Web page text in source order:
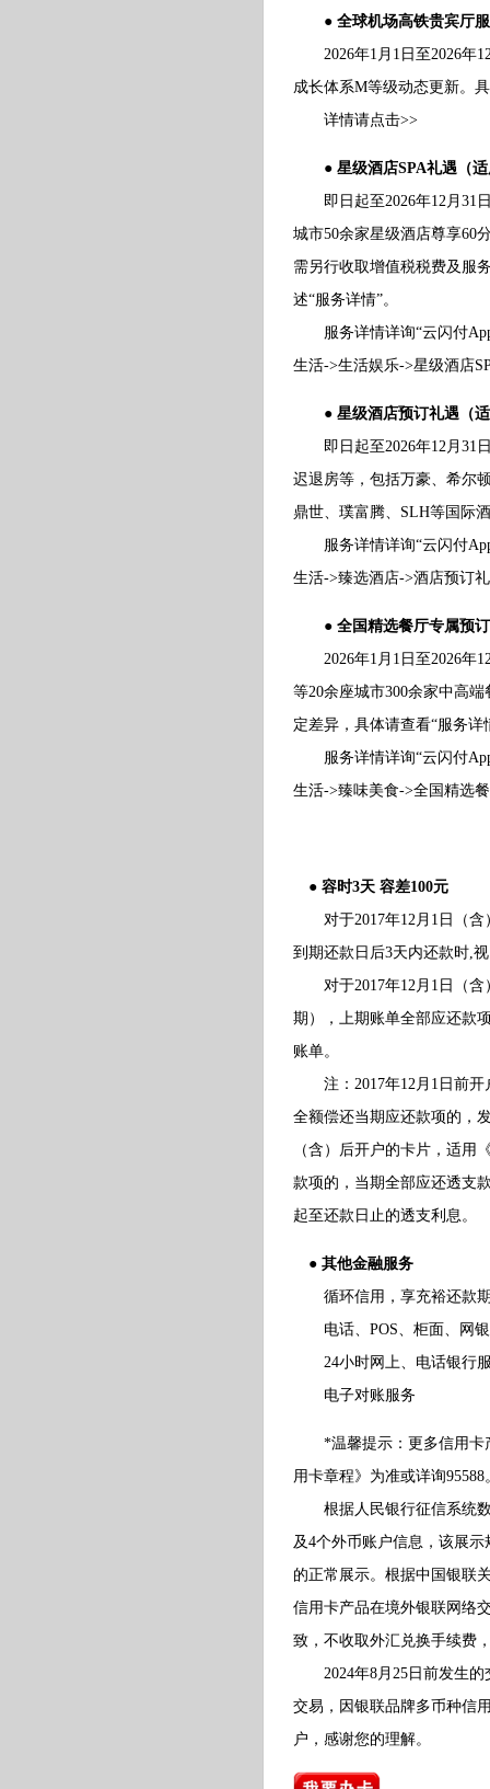
● 全球机场高铁贵宾厅
2026年1月1日至2026年12
成长体系M等级动态更新。
详情请点击>>
● 星级酒店SPA礼遇（
即日起至2026年12月31日
城市50余家星级酒店尊享60
需另行收取增值税税费及服
述“服务详情”。
服务详情详询“云闪付App-
生活->生活娱乐->星级酒店
● 星级酒店预订礼遇（
即日起至2026年12月31日
迟退房等，包括万豪、希尔
鼎世、璞富腾、SLH等国际
服务详情详询“云闪付App-
生活->臻选酒店->酒店预订
● 全国精选餐厅专属预
2026年1月1日至2026年12
等20余座城市300余家中高
定差异，具体请查看“服务详
服务详情详询“云闪付App-
生活->臻味美食->全国精选
● 容时3天 容差100元
对于2017年12月1日（含
到期还款日后3天内还款时,
对于2017年12月1日（含
期），上期账单全部应还款
账单。
注：2017年12月1日前开
全额偿还当期应还款项的，
（含）后开户的卡片，适用
款项的，当期全部应还透支
起至还款日止的透支利息。
● 其他金融服务
循环信用，享充裕还款
电话、POS、柜面、网银
24小时网上、电话银行
电子对账服务
*温馨提示：更多信用卡产
用卡章程》为准或详询95588
根据人民银行征信系统数
及4个外币账户信息，该展
的正常展示。根据中国银联
信用卡产品在境外银联网络
致，不收取外汇兑换手续费
2024年8月25日前发生的
交易，因银联品牌多币种信
户，感谢您的理解。